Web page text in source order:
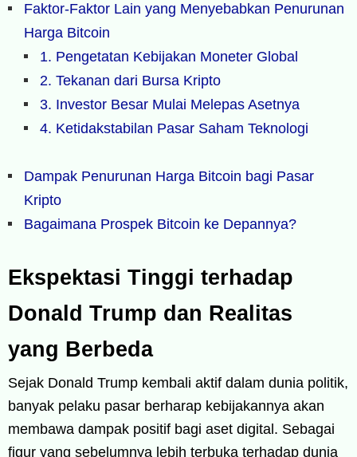
Faktor-Faktor Lain yang Menyebabkan Penurunan
Harga Bitcoin
1. Pengetatan Kebijakan Moneter Global
2. Tekanan dari Bursa Kripto
3. Investor Besar Mulai Melepas Asetnya
4. Ketidakstabilan Pasar Saham Teknologi
Dampak Penurunan Harga Bitcoin bagi Pasar
Kripto
Bagaimana Prospek Bitcoin ke Depannya?
Ekspektasi Tinggi terhadap
Donald Trump dan Realitas
yang Berbeda
Sejak Donald Trump kembali aktif dalam dunia politik,
banyak pelaku pasar berharap kebijakannya akan
membawa dampak positif bagi aset digital. Sebagai
figur yang sebelumnya lebih terbuka terhadap dunia